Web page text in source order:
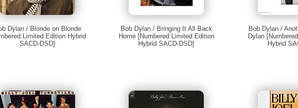
Dylan / Blonde on Blonde
Limited Edition Hybrid
SACD-DSD]
Bob Dylan / Bringing It All Back
Home [Numbered Limited Edition
Hybrid SACD-DSD]
Bob Dylan /
Dylan
Hybrid